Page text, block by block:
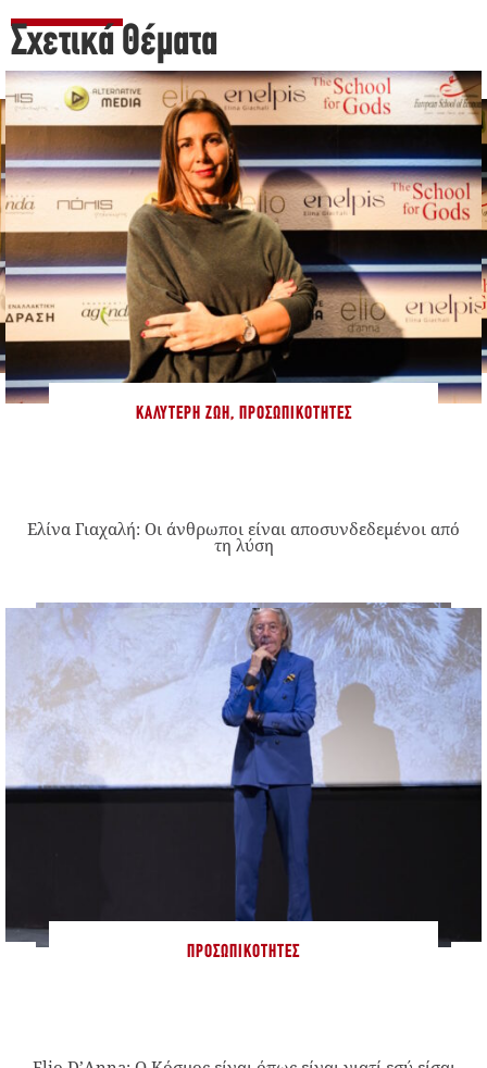
Σχετικά Θέματα
ΚΑΛΎΤΕΡΗ ΖΩΉ, ΠΡΟΣΩΠΙΚΌΤΗΤΕΣ
Ελίνα Γιαχαλή: Οι άνθρωποι είναι αποσυνδεδεμένοι από
τη λύση
ΠΡΟΣΩΠΙΚΌΤΗΤΕΣ